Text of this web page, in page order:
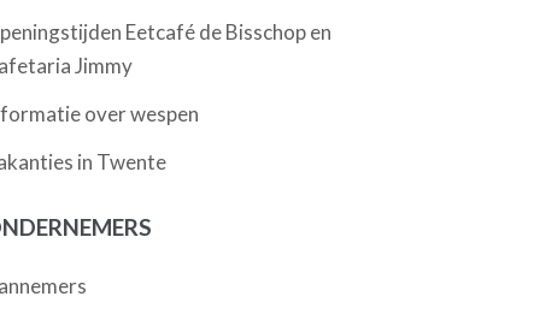
Eetcafé de Bisschop en
Jimmy
over wespen
in Twente